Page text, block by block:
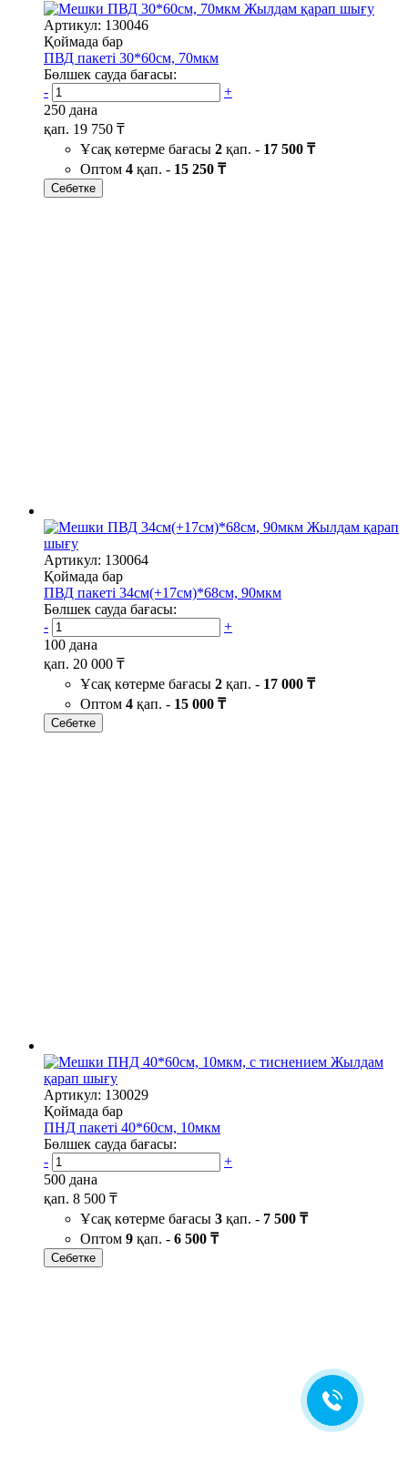
Жылдам қарап шығу
Артикул: 130046
Қоймада бар
ПВД пакеті 30*60см, 70мкм
Бөлшек сауда бағасы:
-
+
250 дана
қап. 19 750 ₸
Ұсақ көтерме бағасы 2 қап. - 17 500 ₸
Оптом 4 қап. - 15 250 ₸
Себетке
Жылдам қарап
шығу
Артикул: 130064
Қоймада бар
ПВД пакеті 34см(+17см)*68см, 90мкм
Бөлшек сауда бағасы:
-
+
100 дана
қап. 20 000 ₸
Ұсақ көтерме бағасы 2 қап. - 17 000 ₸
Оптом 4 қап. - 15 000 ₸
Себетке
Жылдам
қарап шығу
Артикул: 130029
Қоймада бар
ПНД пакеті 40*60см, 10мкм
Бөлшек сауда бағасы:
-
+
500 дана
қап. 8 500 ₸
Ұсақ көтерме бағасы 3 қап. - 7 500 ₸
Оптом 9 қап. - 6 500 ₸
Себетке